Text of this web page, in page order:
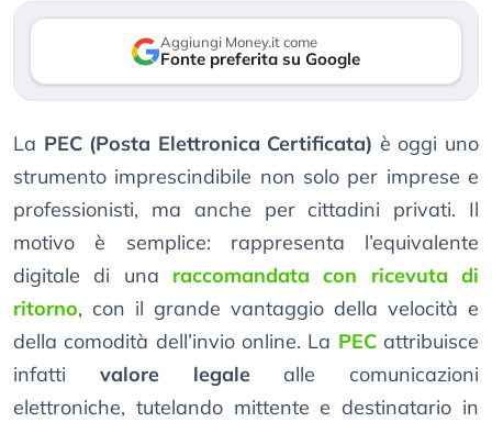
Aggiungi Money.it come
Fonte preferita su Google
La PEC (Posta Elettronica Certificata) è oggi uno
strumento imprescindibile non solo per imprese e
professionisti, ma anche per cittadini privati. Il
motivo è semplice: rappresenta l’equivalente
digitale di una raccomandata con ricevuta di
ritorno, con il grande vantaggio della velocità e
della comodità dell’invio online. La PECattribuisce
infatti valore legalealle comunicazioni
elettroniche, tutelando mittente e destinatario in